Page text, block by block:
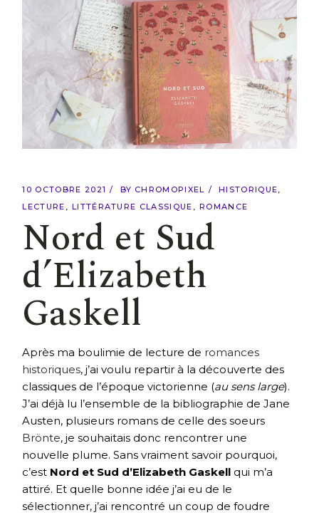
10 OCTOBRE 2021 BY CHROMOPIXEL
HISTORIQUE
LECTURE
LITTÉRATURE CLASSIQUE ROMANCE
Nord et Sud
d’Elizabeth
Gaskell
Après ma boulimie de lecture de romances
historiques, j’ai voulu repartir à la découverte des
classiques de l’époque victorienne (au sens large).
J’ai déjà lu l’ensemble de la bibliographie de Jane
Austen, plusieurs romans de celle des soeurs
Brönte, je souhaitais donc rencontrer une
nouvelle plume. Sans vraiment savoir pourquoi,
c’est Nord et Sud d’Elizabeth Gaskell qui m’a
attiré. Et quelle bonne idée j’ai eu de le
sélectionner, j’ai rencontré un coup de foudre